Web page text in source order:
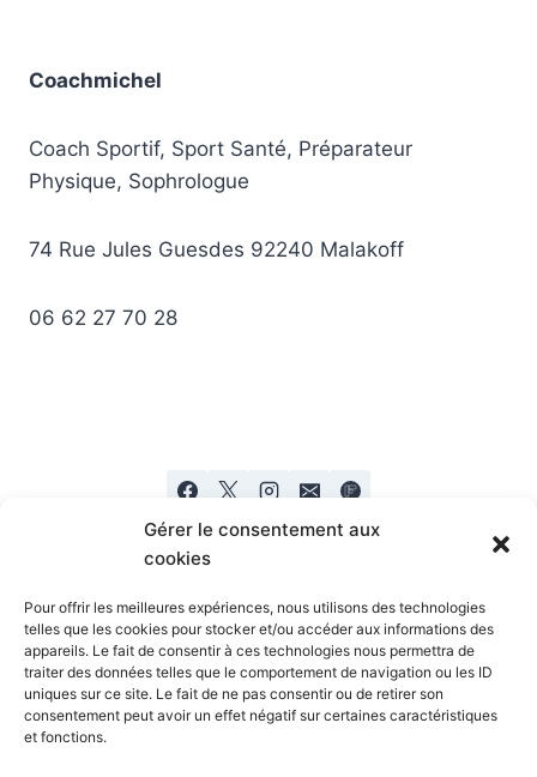
Gérer le consentement aux
cookies
Pour offrir les meilleures expériences, nous utilisons des technologies
telles que les cookies pour stocker et/ou accéder aux informations des
appareils. Le fait de consentir à ces technologies nous permettra de
traiter des données telles que le comportement de navigation ou les ID
uniques sur ce site. Le fait de ne pas consentir ou de retirer son
consentement peut avoir un effet négatif sur certaines caractéristiques
et fonctions.
Coachmichel
Coach Sportif, Sport Santé, Préparateur
Physique, Sophrologue
74 Rue Jules Guesdes 92240 Malakoff
06 62 27 70 28
Mentions legales Politique de confidentialité